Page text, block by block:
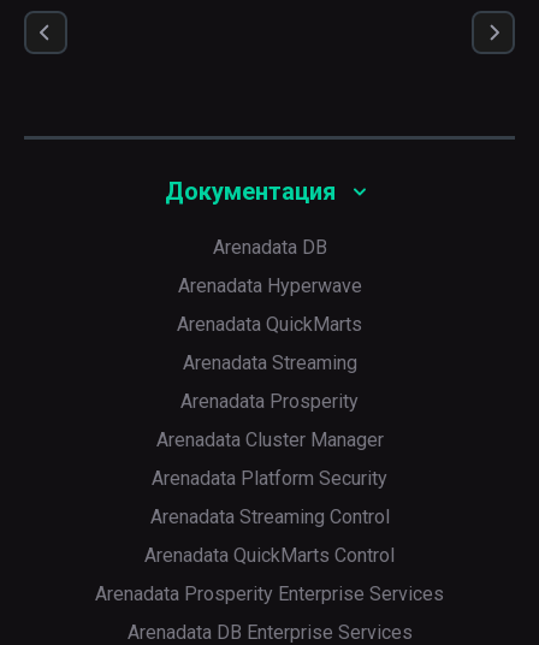
Документация
Arenadata DB
Arenadata Hyperwave
Arenadata QuickMarts
Arenadata Streaming
Arenadata Prosperity
Arenadata Cluster Manager
Arenadata Platform Security
Arenadata Streaming Control
Arenadata QuickMarts Control
Arenadata Prosperity Enterprise Services
Arenadata DB Enterprise Services